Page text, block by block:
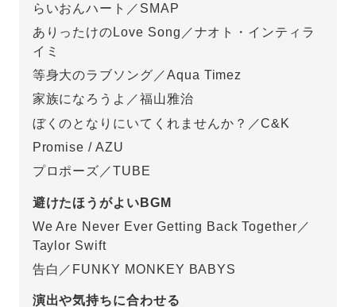
らいおんハート／SMAP
ありったけのLove Song／ナオト・インティラ
イミ
等身大のラブソング／Aqua Timez
家族になろうよ／福山雅治
ぼくのとなりにいてくれませんか？／C&K
Promise / AZU
プロポーズ／TUBE
避けたほうがよいBGM
We Are Never Ever Getting Back Together／
Taylor Swift
告白／FUNKY MONKEY BABYS
演出や気持ちに合わせる
おすすめの婚約指輪
パーフェクトプロポーズリング ®
婚約指輪マッチング診断
プロポーズプラン検索
プロポーズ意識調査結果一覧
婚約指輪選び方ガイド
ダイヤモンドの品質とは？
プロポーズの方法
プレゼント
場所
言葉
ニュース
婚約指輪のご購入と
プロポーズのご相談
I-PRIMO公式オンラインショップ